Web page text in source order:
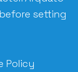
setting
Policy